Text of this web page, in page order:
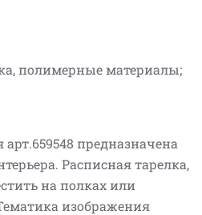
полимерные материалы;
предназначена
Расписная тарелка,
на полках или
изображения